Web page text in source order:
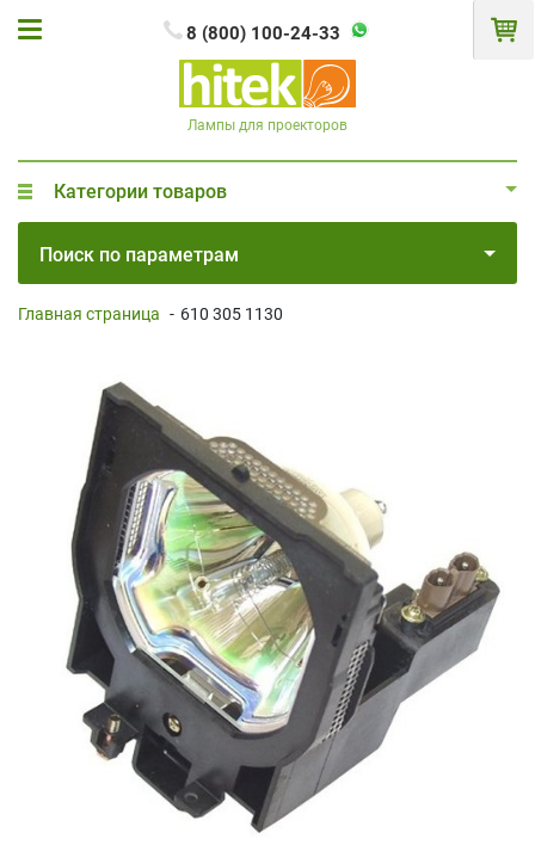
8 (800) 100-24-33
Лампы для проекторов
Категории товаров
Поиск по параметрам
Главная страница - 610 305 1130